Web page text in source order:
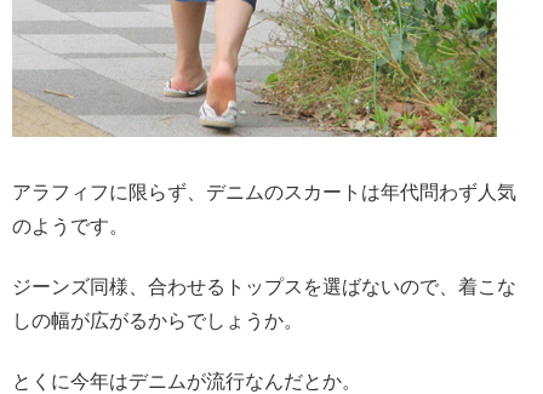
アラフィフに限らず、デニムのスカートは年代問わず人気
のようです。
ジーンズ同様、合わせるトップスを選ばないので、着こな
しの幅が広がるからでしょうか。
とくに今年はデニムが流行なんだとか。